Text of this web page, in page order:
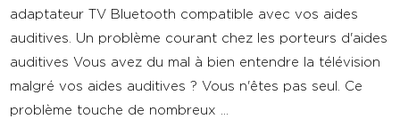
adaptateur TV Bluetooth compatible avec vos aides
auditives. Un problème courant chez les porteurs d'aides
auditives Vous avez du mal à bien entendre la télévision
malgré vos aides auditives ? Vous n'êtes pas seul. Ce
problème touche de nombreux ...